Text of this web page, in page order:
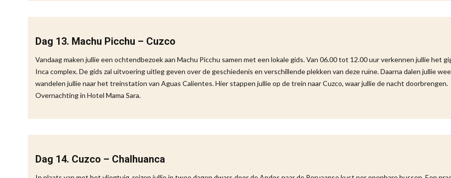
Dag 13. Machu Picchu – Cuzco
Vandaag maken jullie een ochtendbezoek aan Machu Picchu samen met een lokale gids. Van 06.00 tot 12.00 uur verkennen jullie het
Inca complex. De gids zal uitvoering uitleg geven over de geschiedenis en verschillende plekken van deze ruïne. Daarna dalen jullie
wandelen jullie naar het treinstation van Aguas Calientes. Hier stappen jullie op de trein naar Cuzco, waar jullie de nacht doorbrengen.
Overnachting in Hotel Mama Sara.
Dag 14. Cuzco – Chalhuanca